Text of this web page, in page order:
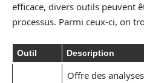
efficace, divers outils peuvent
processus. Parmi ceux-ci, on
Outil Description
Offre des